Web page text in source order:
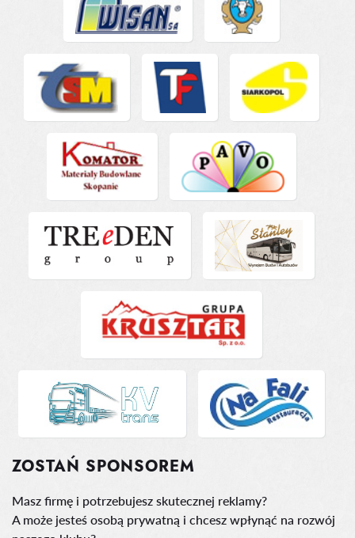
ZOSTAŃ SPONSOREM
Masz firmę i potrzebujesz skutecznej reklamy?
A może jesteś osobą prywatną i chcesz wpłynąć na rozwój